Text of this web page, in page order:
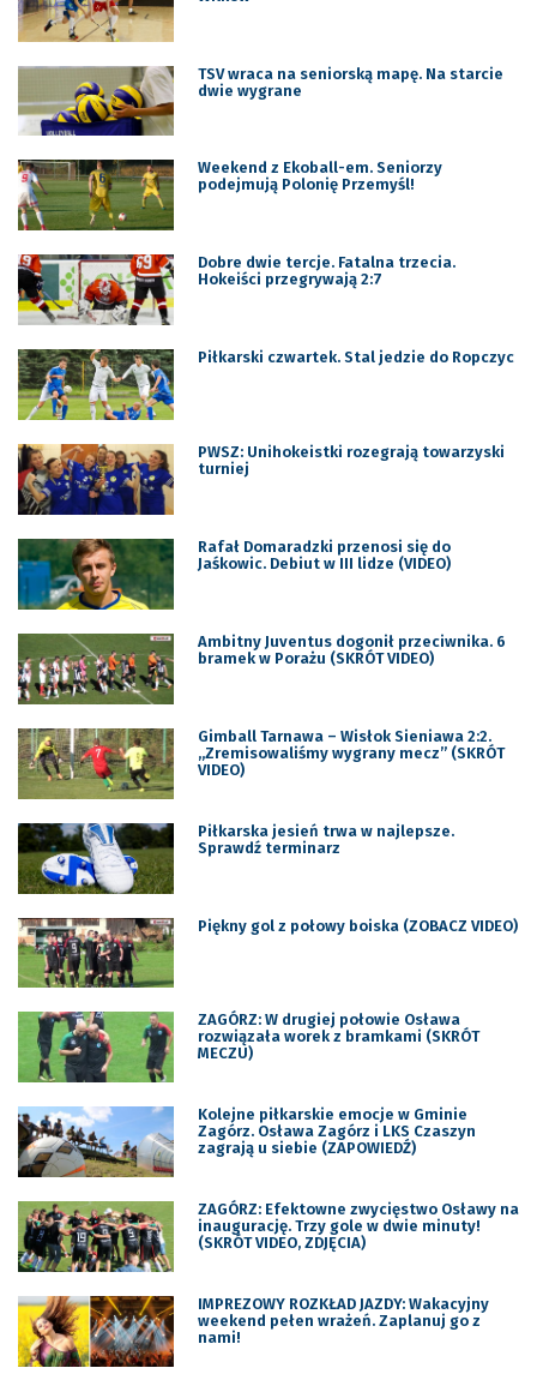
TSV wraca na seniorską mapę. Na starcie
dwie wygrane
Weekend z Ekoball-em. Seniorzy
podejmują Polonię Przemyśl!
Dobre dwie tercje. Fatalna trzecia.
Hokeiści przegrywają 2:7
Piłkarski czwartek. Stal jedzie do Ropczyc
PWSZ: Unihokeistki rozegrają towarzyski
turniej
Rafał Domaradzki przenosi się do
Jaśkowic. Debiut w III lidze (VIDEO)
Ambitny Juventus dogonił przeciwnika. 6
bramek w Porażu (SKRÓT VIDEO)
Gimball Tarnawa – Wisłok Sieniawa 2:2.
„Zremisowaliśmy wygrany mecz” (SKRÓT
VIDEO)
Piłkarska jesień trwa w najlepsze.
Sprawdź terminarz
Piękny gol z połowy boiska (ZOBACZ VIDEO)
ZAGÓRZ: W drugiej połowie Osława
rozwiązała worek z bramkami (SKRÓT
MECZU)
Kolejne piłkarskie emocje w Gminie
Zagórz. Osława Zagórz i LKS Czaszyn
zagrają u siebie (ZAPOWIEDŹ)
ZAGÓRZ: Efektowne zwycięstwo Osławy na
inaugurację. Trzy gole w dwie minuty!
(SKRÓT VIDEO, ZDJĘCIA)
IMPREZOWY ROZKŁAD JAZDY: Wakacyjny
weekend pełen wrażeń. Zaplanuj go z
nami!